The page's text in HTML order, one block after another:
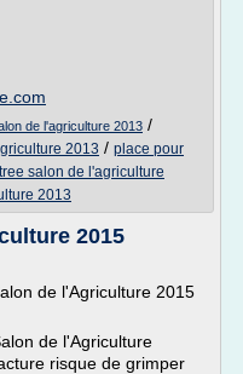
de l'agriculture 2013 /
2013 / place pour
salon de l'agriculture
2013
2015
de l'Agriculture 2015
de l'Agriculture
risque de grimper